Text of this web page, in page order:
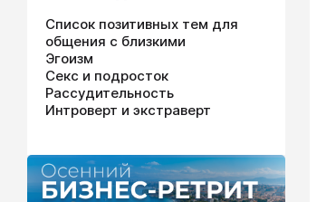
Список позитивных тем для
общения с близкими
Эгоизм
Секс и подросток
Рассудительность
Интроверт и экстраверт